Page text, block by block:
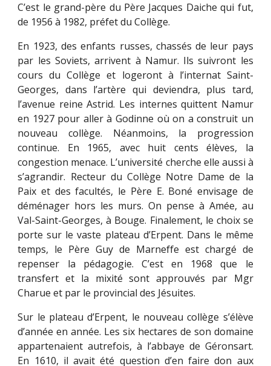
C’est le grand-père du Père Jacques Daiche qui fut,
de 1956 à 1982, préfet du Collège.
En 1923, des enfants russes, chassés de leur pays
par les Soviets, arrivent à Namur. Ils suivront les
cours du Collège et logeront à l’internat Saint-
Georges, dans l’artère qui deviendra, plus tard,
l’avenue reine Astrid. Les internes quittent Namur
en 1927 pour aller à Godinne où on a construit un
nouveau collège. Néanmoins, la progression
continue. En 1965, avec huit cents élèves, la
congestion menace. L’université cherche elle aussi à
s’agrandir. Recteur du Collège Notre Dame de la
Paix et des facultés, le Père E. Boné envisage de
déménager hors les murs. On pense à Amée, au
Val-Saint-Georges, à Bouge. Finalement, le choix se
porte sur le vaste plateau d’Erpent. Dans le même
temps, le Père Guy de Marneffe est chargé de
repenser la pédagogie. C’est en 1968 que le
transfert et la mixité sont approuvés par Mgr
Charue et par le provincial des Jésuites.
Sur le plateau d’Erpent, le nouveau collège s’élève
d’année en année. Les six hectares de son domaine
appartenaient autrefois, à l’abbaye de Géronsart.
En 1610, il avait été question d’en faire don aux